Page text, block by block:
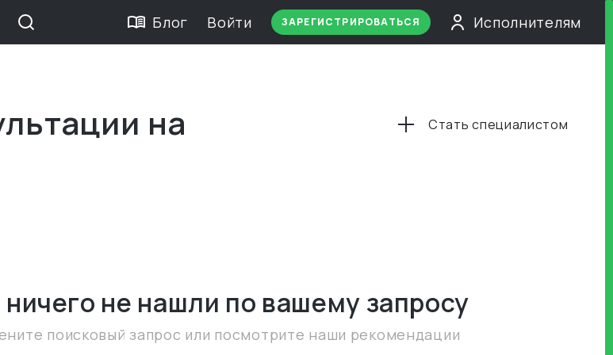
Блог Войти ЗАРЕГИСТРИРОВАТЬСЯ Исполнителям
на
Стать специалистом
не нашли по вашему запросу
поисковый запрос или посмотрите наши рекомендации